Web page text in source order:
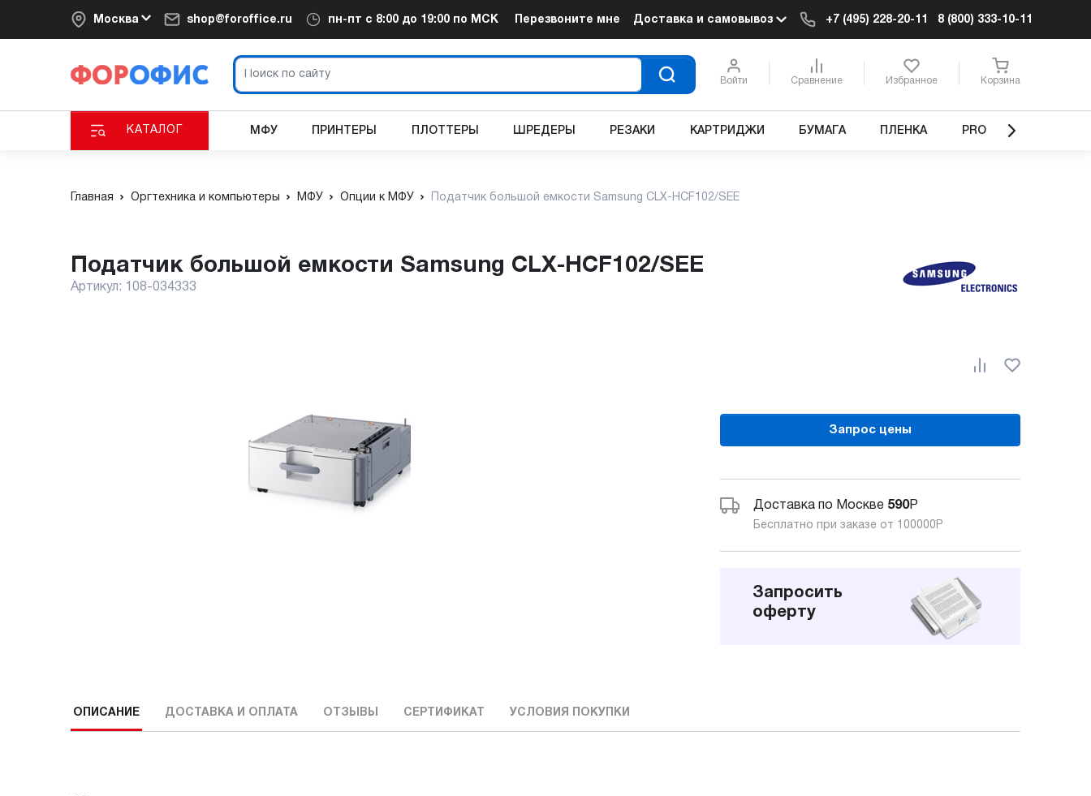
Москва shop@foroffice.ru пн-пт с 8:00 до 19:00 по МСК Перезвоните мне Доставка и самовывоз +7 (495) 228-20-11 8 (800) 333-10-11
Войти Сравнение Избранное Корзина
КАТАЛОГ МФУ ПРИНТЕРЫ ПЛОТТЕРЫ ШРЕДЕРЫ РЕЗАКИ КАРТРИДЖИ БУМАГА ПЛЕНКА PRO
Главная Оргтехника и компьютеры МФУ Опции к МФУ Податчик большой емкости Samsung CLX-HCF102/SEE
Податчик большой емкости Samsung CLX-HCF102/SEE
Артикул: 108-034333
Запрос цены
Доставка по Москве 590Р
Бесплатно при заказе от 100000 Р
Запросить
оферту
ОПИСАНИЕ ДОСТАВКА И ОПЛАТА ОТЗЫВЫ СЕРТИФИКАТ УСЛОВИЯ ПОКУПКИ